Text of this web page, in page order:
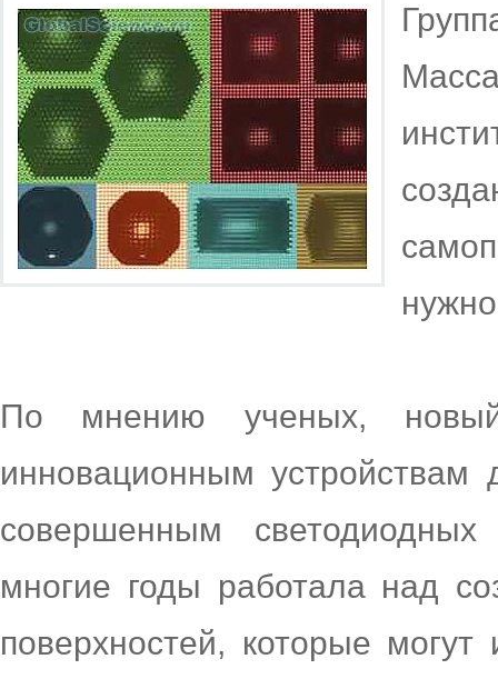
По мнению ученых,
инновационным устройствам
совершенным
многие годы работала над
поверхностей, которые могут